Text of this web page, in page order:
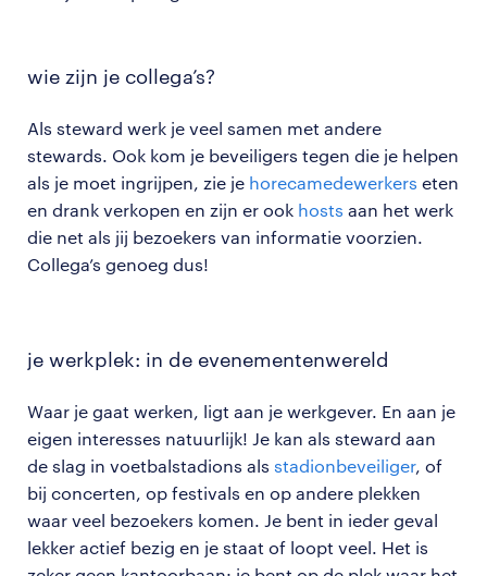
wie zijn je collega’s?
Als steward werk je veel samen met andere
stewards. Ook kom je beveiligers tegen die je helpen
als je moet ingrijpen, zie je horecamedewerkers eten
en drank verkopen en zijn er ook hosts aan het werk
die net als jij bezoekers van informatie voorzien.
Collega’s genoeg dus!
je werkplek: in de evenementenwereld
Waar je gaat werken, ligt aan je werkgever. En aan je
eigen interesses natuurlijk! Je kan als steward aan
de slag in voetbalstadions als stadionbeveiliger, of
bij concerten, op festivals en op andere plekken
waar veel bezoekers komen. Je bent in ieder geval
lekker actief bezig en je staat of loopt veel. Het is